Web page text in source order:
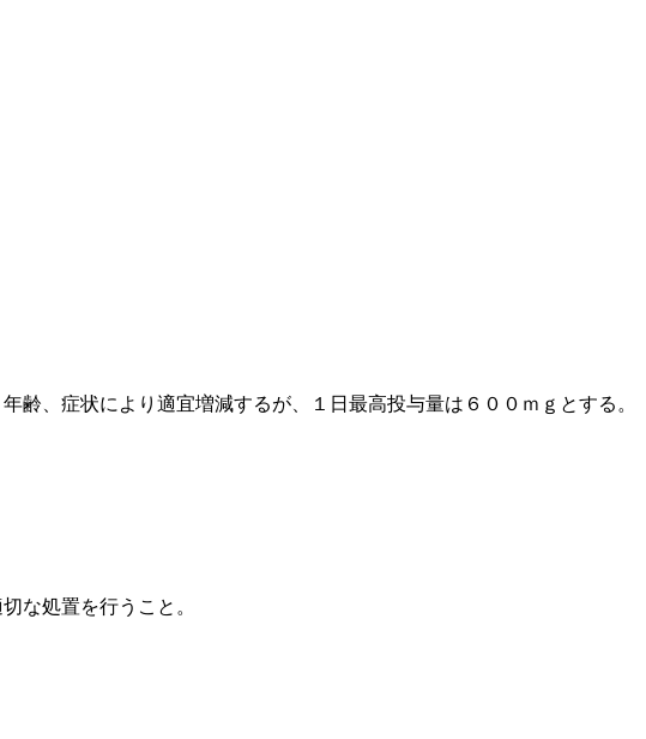
、症状により適宜増減するが、１日最高投与量は６００ｍｇとする。
な処置を行うこと。